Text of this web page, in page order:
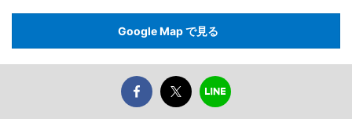
Google Map で見る